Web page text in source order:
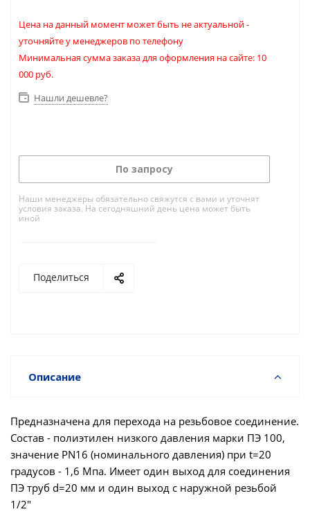
Цена на данный момент может быть не актуальной -
уточняйте у менеджеров по телефону
Минимальная сумма заказа для оформления на сайте: 10
000 руб.
Нашли дешевле?
По запросу
Наши менеджеры обязательно свяжутся с вами и уточнят
условия заказа. На сегодняшний день цена может быть
иной
Поделиться
Описание
Предназначена для перехода на резьбовое соединение.
Состав - полиэтилен низкого давления марки ПЭ 100,
значение PN16 (номинального давления) при t=20
градусов - 1,6 Мпа. Имеет один выход для соединения
ПЭ труб d=20 мм и один выход с наружной резьбой
1/2"